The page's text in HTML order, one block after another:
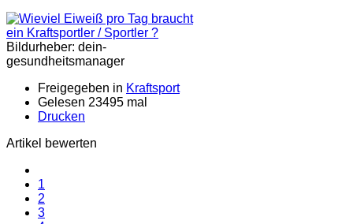
Bildurheber: dein-
gesundheitsmanager
Freigegeben in Kraftsport
Gelesen 23495 mal
Drucken
Artikel bewerten
1
2
3